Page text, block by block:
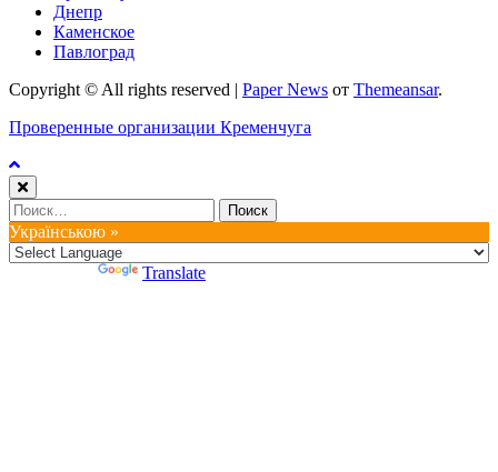
Днепр
Каменское
Павлоград
Copyright © All rights reserved | Paper News от Themeansar.
Проверенные организации Кременчуга
Найти:
Українською »
Translate